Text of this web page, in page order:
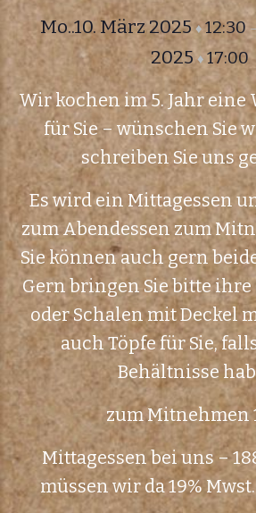
Mo..10. März 2025♦ 12:30 –
2025♦ 17:00
Wir kochen im 5. Jahr eine
für Sie – wünschen Sie
schreiben Sie uns
Es wird ein Mittagessen
zum Abendessen zum
Sie können auch gern
Gern bringen Sie bitte ihre
oder Schalen mit Deckel
auch Töpfe für Sie,
Behältnisse
zum Mitnehmen
Mittagessen bei uns –
müssen wir da 19%